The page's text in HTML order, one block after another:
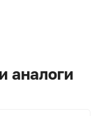
аналоги